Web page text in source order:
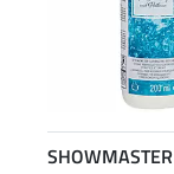
SHOWMASTER